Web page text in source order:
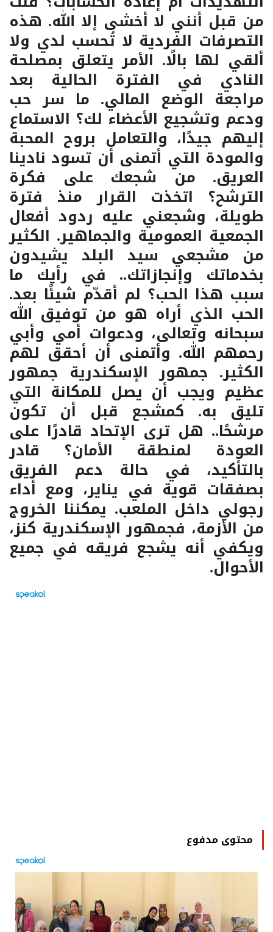
من قبل أنني لا أخشى إلا الله. هذه
التصرفات الفردية لا تُحسب لدي ولا
ألقي لها بالًا. الأمر يتعلق بمصلحة
النادي في الفترة الحالية بعد
مراجعة الوضع المالي. ما سر حب
ودعم وتشجيع الأعضاء لك؟ الاستماع
إليهم جيدًا، والتعامل بروح المحبة
والمودة التي أتمنى أن تسود نادينا
العريق. من شجعك على فكرة
الترشح؟ اتخذت القرار منذ فترة
طويلة، وشجعني عليه ردود أفعال
الجمعية العمومية والجماهير. الكثير
من مشجعي سيد البلد يشيدون
بخدماتك وإنجازاتك.. في رأيك ما
سبب هذا الحب؟ لم أقدّم شيئًا بعد.
الحب الذي أراه هو من توفيق الله
سبحانه وتعالى، ودعوات أمي وأبي
رحمهم الله. وأتمنى أن أحقق لهم
الكثير. جمهور الإسكندرية جمهور
عظيم ويجب أن يصل للمكانة التي
تليق به. كمشجع قبل أن تكون
مرشحًا.. هل ترى الإتحاد قادرًا على
العودة لمنطقة الأمان؟ قادر
بالتأكيد، في حالة دعم الفريق
بصفقات قوية في يناير، ومع أداء
رجولي داخل الملعب. يمكننا الخروج
من الأزمة، فجمهور الإسكندرية كنز،
ويكفي أنه يشجع فريقه في جميع
الأحوال.
محتوى مدفوع